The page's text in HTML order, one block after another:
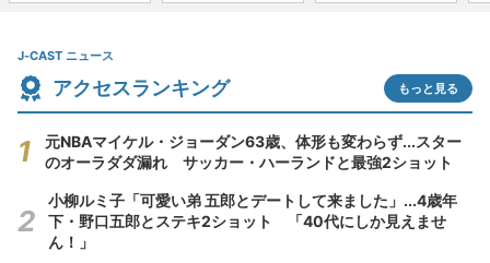
J-CAST ニュース
アクセスランキング もっと見る
元NBAマイケル・ジョーダン63歳、体形も変わらず...スター
のオーラダダ漏れ サッカー・ハーランドと最強2ショット
小柳ルミ子「可愛い弟 五郎とデートして来ました」...4歳年
下・野口五郎とステキ2ショット 「40代にしか見えませ
ん！」